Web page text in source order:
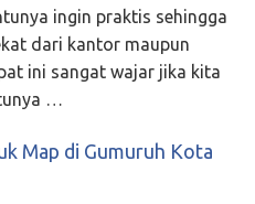
ingin praktis sehingga
dari kantor maupun
ini sangat wajar jika kita
…
Map di Gumuruh Kota